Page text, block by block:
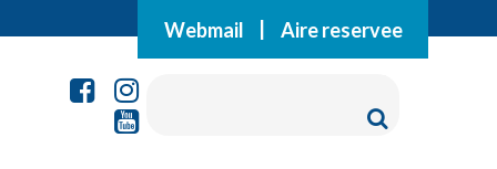
Webmail Aire reservee